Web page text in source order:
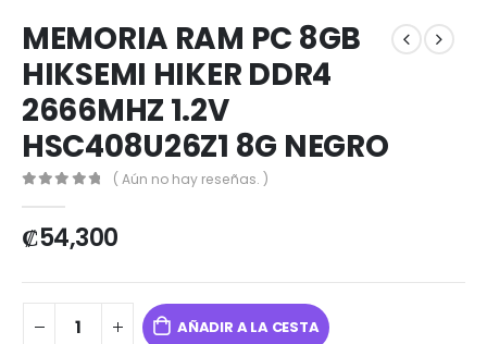
MEMORIA RAM PC 8GB
HIKSEMI HIKER DDR4
2666MHZ 1.2V
HSC408U26Z1 8G NEGRO
( Aún no hay reseñas. )
₡54,300
AÑADIR A LA CESTA